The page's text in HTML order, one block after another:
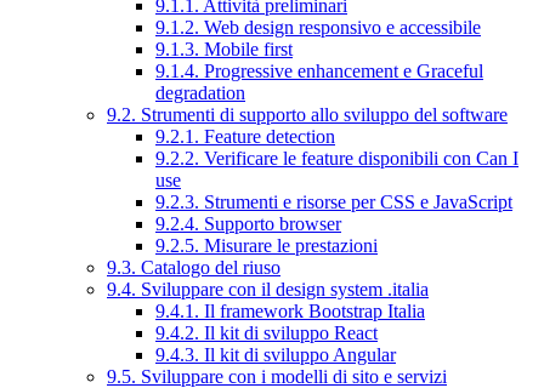
9.1.1. Attività preliminari
9.1.2. Web design responsivo e accessibile
9.1.3. Mobile first
9.1.4. Progressive enhancement e Graceful
degradation
9.2. Strumenti di supporto allo sviluppo del software
9.2.1. Feature detection
9.2.2. Verificare le feature disponibili con Can I
use
9.2.3. Strumenti e risorse per CSS e JavaScript
9.2.4. Supporto browser
9.2.5. Misurare le prestazioni
9.3. Catalogo del riuso
9.4. Sviluppare con il design system .italia
9.4.1. Il framework Bootstrap Italia
9.4.2. Il kit di sviluppo React
9.4.3. Il kit di sviluppo Angular
9.5. Sviluppare con i modelli di sito e servizi